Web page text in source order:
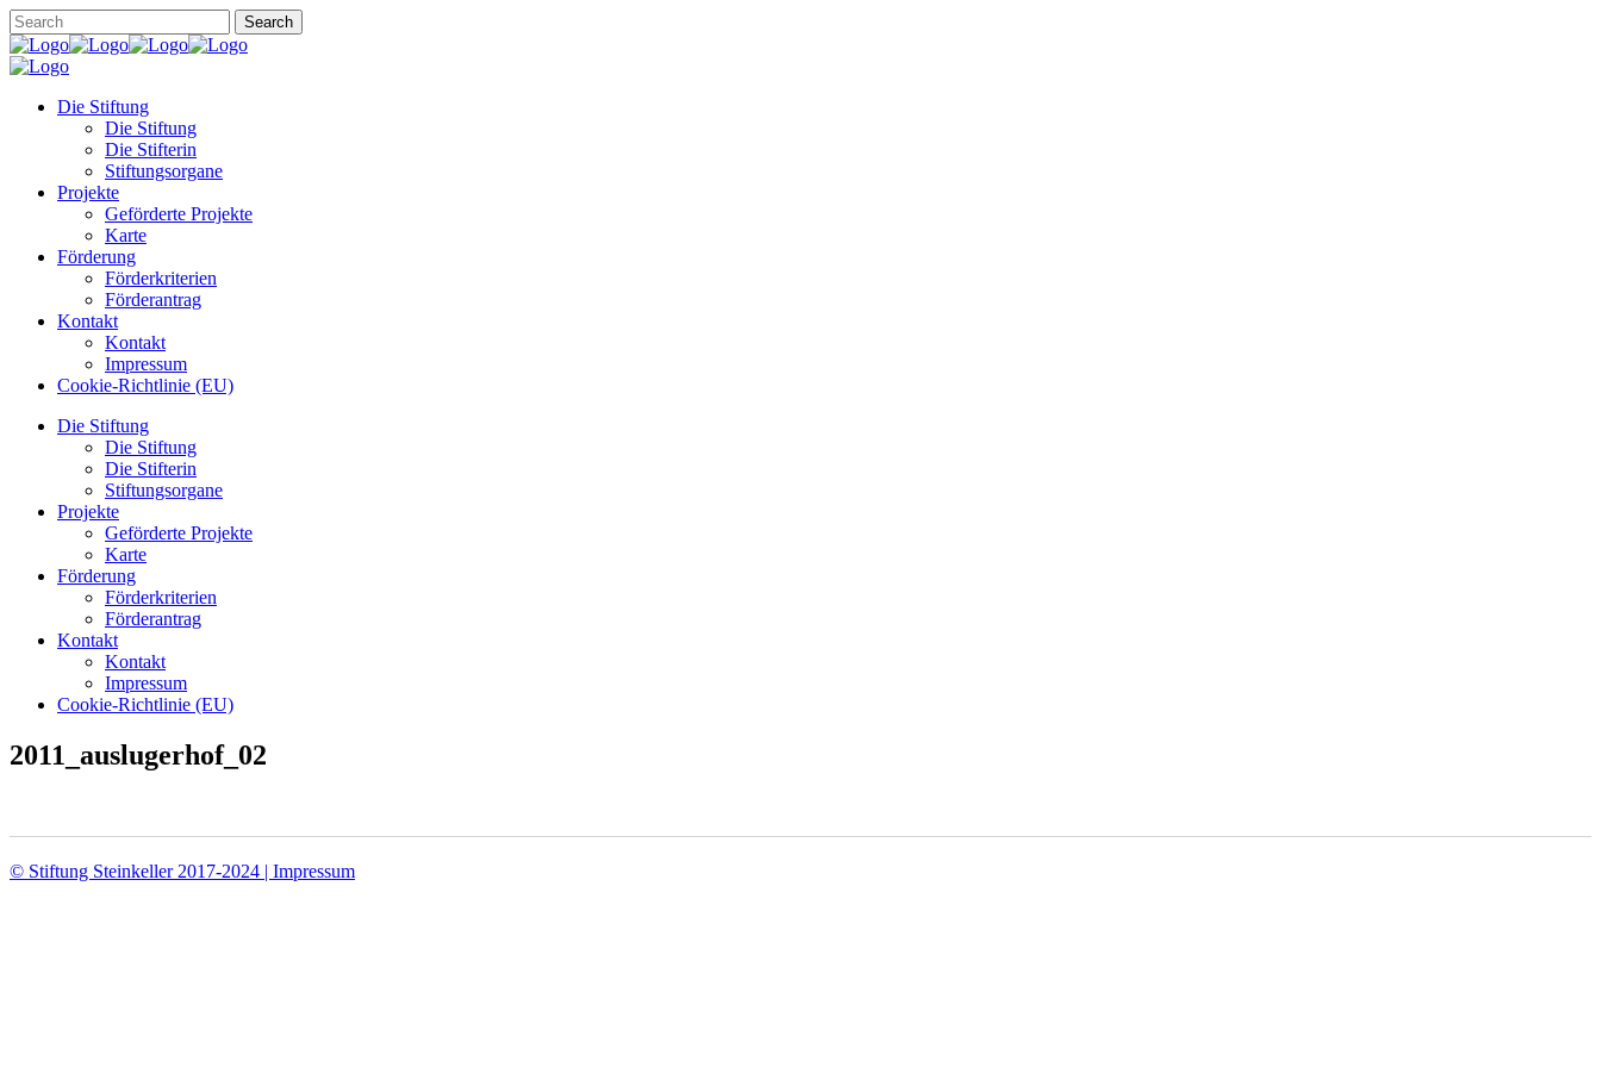
Die Stiftung
Die Stiftung
Die Stifterin
Stiftungsorgane
Projekte
Geförderte Projekte
Karte
Förderung
Förderkriterien
Förderantrag
Kontakt
Kontakt
Impressum
Cookie-Richtlinie (EU)
Die Stiftung
Die Stiftung
Die Stifterin
Stiftungsorgane
Projekte
Geförderte Projekte
Karte
Förderung
Förderkriterien
Förderantrag
Kontakt
Kontakt
Impressum
Cookie-Richtlinie (EU)
2011_auslugerhof_02
© Stiftung Steinkeller 2017-2024 | Impressum